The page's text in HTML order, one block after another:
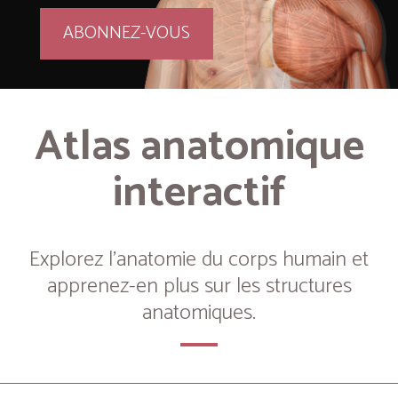
ABONNEZ-VOUS
Atlas anatomique
interactif
Explorez l’anatomie du corps humain et
apprenez-en plus sur les structures
anatomiques.